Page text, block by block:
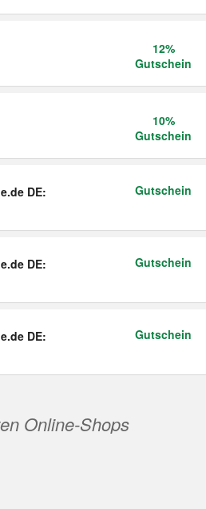
12%
Gutschein
10%
Gutschein
DE:
Gutschein
DE:
Gutschein
DE:
Gutschein
Online-Shops